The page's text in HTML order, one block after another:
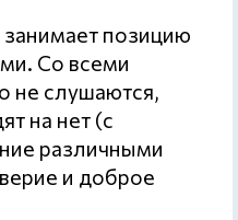
позицию
Со всеми
не слушаются,
на нет (с
различными
и доброе